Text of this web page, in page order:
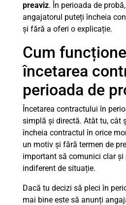
preaviz. În perioada de
angajatorul puteți încheia
și fără a oferi o explicație.
Cum
încetarea
perioada de
Încetarea contractului în
simplă și directă. Atât tu, cât
încheia contractul în orice
un motiv și fără termen de
important să comunici clar și
indiferent de situație.
Dacă tu decizi să pleci în
mai bine este să anunți